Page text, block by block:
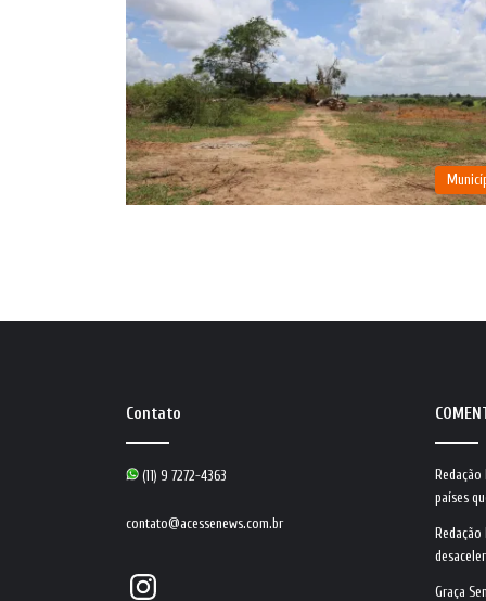
Contato
(11) 9 7272-4363
contato@acessenews.com.br
Instagram
Redação
países
Redação
Graça